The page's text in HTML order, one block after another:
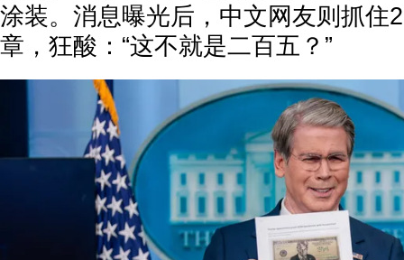
涂装。消息曝光后，中文网友则抓住
章，狂酸：“这不就是二百五？”